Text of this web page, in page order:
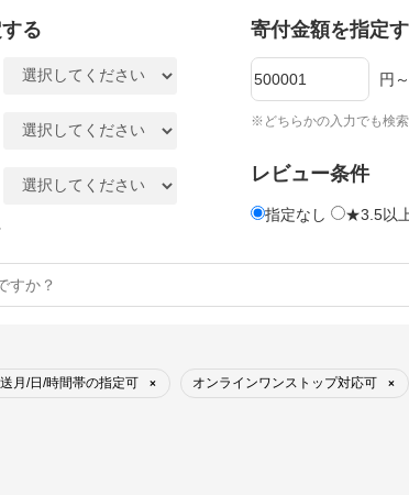
る 寄付金額を指定
円～
※どちらかの入力でも検索
レビュー条件
指定なし ★3.5以
月/日/時間帯の指定可 × オンラインワンストップ対応可 ×